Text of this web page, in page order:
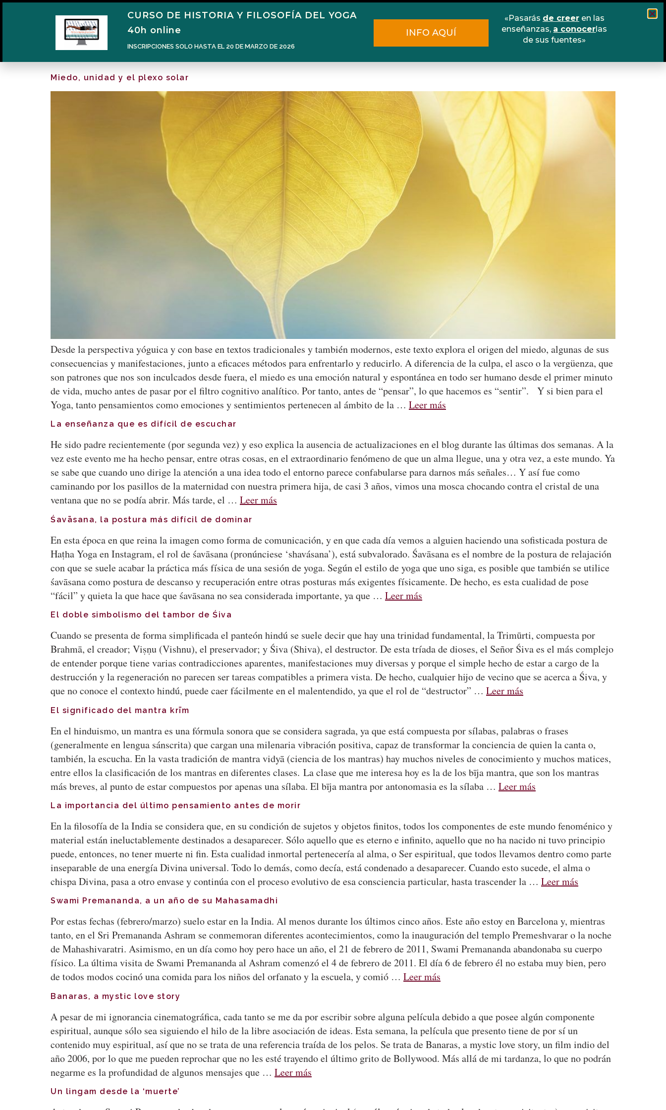
Narén Herrero Blog Cursos Escuela online
Miedo, unidad y el plexo solar
Desde la perspectiva yóguica y con base en textos tradicionales y también modernos, este texto explora el origen del miedo, algunas de sus
consecuencias y manifestaciones, junto a eficaces métodos para enfrentarlo y reducirlo. A diferencia de la culpa, el asco o la vergüenza, que
son patrones que nos son inculcados desde fuera, el miedo es una emoción natural y espontánea en todo ser humano desde el primer minuto
de vida, mucho antes de pasar por el filtro cognitivo analítico. Por tanto, antes de “pensar”, lo que hacemos es “sentir”. Y si bien para el
Yoga, tanto pensamientos como emociones y sentimientos pertenecen al ámbito de la … Leer más
La enseñanza que es difícil de escuchar
He sido padre recientemente (por segunda vez) y eso explica la ausencia de actualizaciones en el blog durante las últimas dos semanas. A la
vez este evento me ha hecho pensar, entre otras cosas, en el extraordinario fenómeno de que un alma llegue, una y otra vez, a este mundo. Ya
se sabe que cuando uno dirige la atención a una idea todo el entorno parece confabularse para darnos más señales… Y así fue como
caminando por los pasillos de la maternidad con nuestra primera hija, de casi 3 años, vimos una mosca chocando contra el cristal de una
ventana que no se podía abrir. Más tarde, el … Leer más
Śavāsana, la postura más difícil de dominar
En esta época en que reina la imagen como forma de comunicación, y en que cada día vemos a alguien haciendo una sofisticada postura de
Haṭha Yoga en Instagram, el rol de śavāsana (pronúnciese ‘shavásana’), está subvalorado. Śavāsana es el nombre de la postura de relajación
con que se suele acabar la práctica más física de una sesión de yoga. Según el estilo de yoga que uno siga, es posible que también se utilice
śavāsana como postura de descanso y recuperación entre otras posturas más exigentes físicamente. De hecho, es esta cualidad de pose
“fácil” y quieta la que hace que śavāsana no sea considerada importante, ya que … Leer más
El doble simbolismo del tambor de Śiva
Cuando se presenta de forma simplificada el panteón hindú se suele decir que hay una trinidad fundamental, la Trimūrti, compuesta por
Brahmā, el creador; Viṣṇu (Vishnu), el preservador; y Śiva (Shiva), el destructor. De esta tríada de dioses, el Señor Śiva es el más complejo
de entender porque tiene varias contradicciones aparentes, manifestaciones muy diversas y porque el simple hecho de estar a cargo de la
destrucción y la regeneración no parecen ser tareas compatibles a primera vista. De hecho, cualquier hijo de vecino que se acerca a Śiva, y
que no conoce el contexto hindú, puede caer fácilmente en el malentendido, ya que el rol de “destructor” … Leer más
El significado del mantra krīm
En el hinduismo, un mantra es una fórmula sonora que se considera sagrada, ya que está compuesta por sílabas, palabras o frases
(generalmente en lengua sánscrita) que cargan una milenaria vibración positiva, capaz de transformar la conciencia de quien la canta o,
también, la escucha. En la vasta tradición de mantra vidyā (ciencia de los mantras) hay muchos niveles de conocimiento y muchos matices,
entre ellos la clasificación de los mantras en diferentes clases. La clase que me interesa hoy es la de los bīja mantra, que son los mantras
más breves, al punto de estar compuestos por apenas una sílaba. El bīja mantra por antonomasia es la sílaba … Leer más
La importancia del último pensamiento antes de morir
En la filosofía de la India se considera que, en su condición de sujetos y objetos finitos, todos los componentes de este mundo fenoménico y
material están ineluctablemente destinados a desaparecer. Sólo aquello que es eterno e infinito, aquello que no ha nacido ni tuvo principio
puede, entonces, no tener muerte ni fin. Esta cualidad inmortal pertenecería al alma, o Ser espiritual, que todos llevamos dentro como parte
inseparable de una energía Divina universal. Todo lo demás, como decía, está condenado a desaparecer. Cuando esto sucede, el alma o
chispa Divina, pasa a otro envase y continúa con el proceso evolutivo de esa consciencia particular, hasta trascender la … Leer más
Swami Premananda, a un año de su Mahasamadhi
Por estas fechas (febrero/marzo) suelo estar en la India. Al menos durante los últimos cinco años. Este año estoy en Barcelona y, mientras
tanto, en el Sri Premananda Ashram se conmemoran diferentes acontecimientos, como la inauguración del templo Premeshvarar o la noche
de Mahashivaratri. Asimismo, en un día como hoy pero hace un año, el 21 de febrero de 2011, Swami Premananda abandonaba su cuerpo
físico. La última visita de Swami Premananda al Ashram comenzó el 4 de febrero de 2011. El día 6 de febrero él no estaba muy bien, pero
de todos modos cocinó una comida para los niños del orfanato y la escuela, y comió … Leer más
Banaras, a mystic love story
A pesar de mi ignorancia cinematográfica, cada tanto se me da por escribir sobre alguna película debido a que posee algún componente
espiritual, aunque sólo sea siguiendo el hilo de la libre asociación de ideas. Esta semana, la película que presento tiene de por sí un
contenido muy espiritual, así que no se trata de una referencia traída de los pelos. Se trata de Banaras, a mystic love story, un film indio del
año 2006, por lo que me pueden reprochar que no les esté trayendo el último grito de Bollywood. Más allá de mi tardanza, lo que no podrán
negarme es la profundidad de algunos mensajes que … Leer más
Un lingam desde la ‘muerte’
CURSO DE HISTORIA Y FILOSOFÍA DEL YOGA
40h online
INSCRIPCIONES SOLO HASTA EL 20 DE MARZO DE 2026
INFO AQUÍ
«Pasarás de creeren las
enseñanzas, a conocerlas
de sus fuentes»